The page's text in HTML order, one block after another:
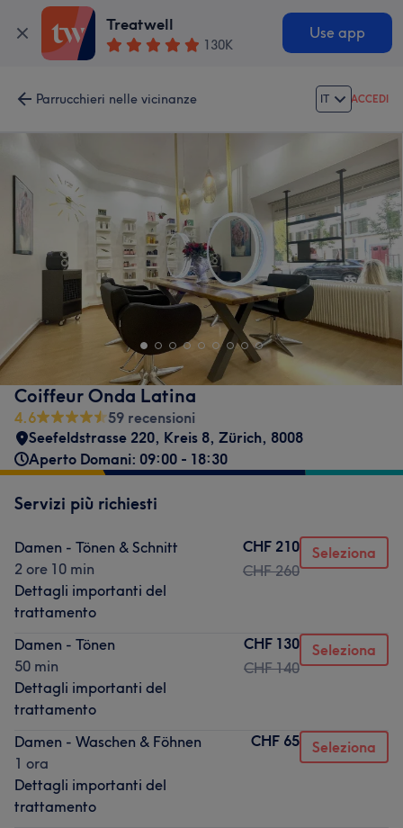
Treatwell
130K
Use app
Parrucchieri nelle vicinanze IT ACCEDI
Coiffeur Onda Latina
4.6
59 recensioni
Seefeldstrasse 220, Kreis 8, Zürich, 8008
Aperto Domani: 09:00 - 18:30
Servizi più richiesti
Damen - Tönen & Schnitt
2 ore 10 min
Dettagli importanti del
trattamento
CHF 210
CHF 260
Seleziona
Damen - Tönen
50 min
Dettagli importanti del
trattamento
CHF 130
CHF 140
Seleziona
Damen - Waschen & Föhnen
1 ora
Dettagli importanti del
trattamento
CHF 65 Seleziona